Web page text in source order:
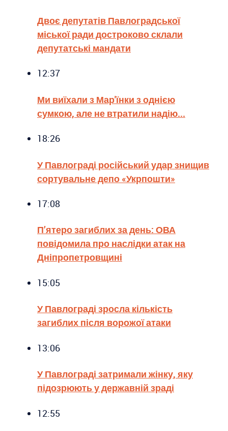
Двоє депутатів Павлоградської
міської ради достроково склали
депутатські мандати
12:37
Ми виїхали з Мар'їнки з однією
сумкою, але не втратили надію...
18:26
У Павлограді російський удар знищив
сортувальне депо «Укрпошти»
17:08
П’ятеро загиблих за день: ОВА
повідомила про наслідки атак на
Дніпропетровщині
15:05
У Павлограді зросла кількість
загиблих після ворожої атаки
13:06
У Павлограді затримали жінку, яку
підозрюють у державній зраді
12:55